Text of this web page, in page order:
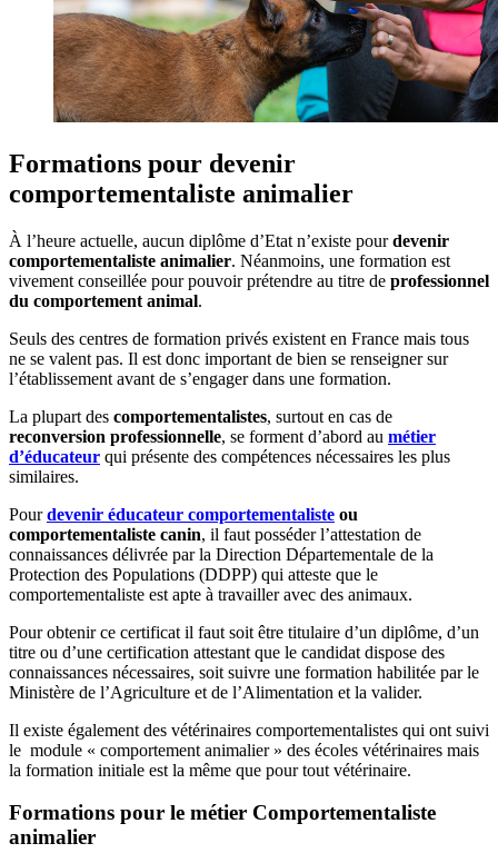
Formations pour devenir
comportementaliste animalier
À l’heure actuelle, aucun diplôme d’Etat n’existe pourdevenir
comportementaliste animalier. Néanmoins, une formation est
vivement conseillée pour pouvoir prétendre au titre de professionnel
du comportement animal.
Seuls des centres de formation privés existent en France mais tous
ne se valent pas. Il est donc important de bien se renseigner sur
l’établissement avant de s’engager dans une formation.
La plupart des comportementalistes, surtout en cas de
reconversion professionnelle, se forment d’abord au métier
d’éducateur qui présente des compétences nécessaires les plus
similaires.
Pourdevenir éducateur comportementaliste ou
comportementaliste canin, il faut posséder l’attestation de
connaissances délivrée par la Direction Départementale de la
Protection des Populations (DDPP) qui atteste que le
comportementaliste est apte à travailler avec des animaux.
Pour obtenir ce certificat il faut soit être titulaire d’un diplôme, d’un
titre ou d’une certification attestant que le candidat dispose des
connaissances nécessaires, soit suivre une formation habilitée par le
Ministère de l’Agriculture et de l’Alimentation et la valider.
Il existe également des vétérinaires comportementalistes qui ont suivi
le module « comportement animalier » des écoles vétérinaires mais
la formation initiale est la même que pour tout vétérinaire.
Formations pour le métier Comportementaliste
animalier